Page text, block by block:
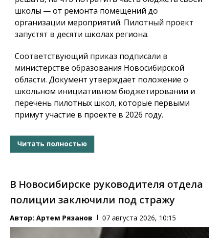
школы — от ремонта помещений до
организации мероприятий. Пилотный проект
запустят в десяти школах региона.
Соответствующий приказ подписали в
министерстве образования Новосибирской
области. Документ утверждает положение о
школьном инициативном бюджетировании и
перечень пилотных школ, которые первыми
примут участие в проекте в 2026 году.
Читать полностью
В Новосибирске руководителя отдела
полиции заключили под стражу
Автор: Артем Рязанов 07 августа 2026, 10:15